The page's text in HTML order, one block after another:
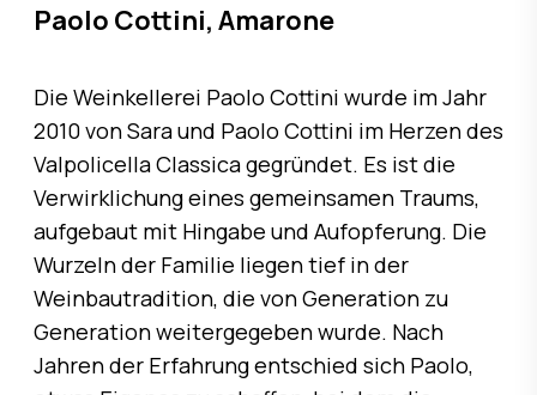
Paolo Cottini, Amarone
Die Weinkellerei Paolo Cottini wurde im Jahr
2010 von Sara und Paolo Cottini im Herzen des
Valpolicella Classica gegründet. Es ist die
Verwirklichung eines gemeinsamen Traums,
aufgebaut mit Hingabe und Aufopferung. Die
Wurzeln der Familie liegen tief in der
Weinbautradition, die von Generation zu
Generation weitergegeben wurde. Nach
Jahren der Erfahrung entschied sich Paolo,